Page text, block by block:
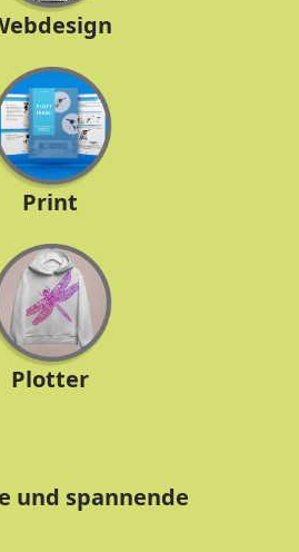
Print
Plotter
und spannende